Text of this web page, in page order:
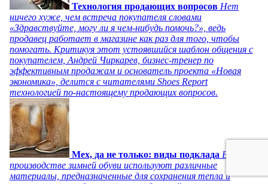
Технология продающих вопросов Нет
ничего хуже, чем встреча покупателя словами
«Здравствуйте, могу ли я чем-нибудь помочь?», ведь
продавец работает в магазине как раз для того, чтобы
помогать. Критикуя этот устоявшийся шаблон общения с
покупателем, Андрей Чиркарев, бизнес-тренер по
эффективным продажам и основатель проекта «Новая
экономика», делится с читателями Shoes Report
технологией по-настоящему продающих вопросов.
Мех, да не только: виды подклада В
производстве зимней обуви используют различные
материалы, предназначенные для сохранения тепла и